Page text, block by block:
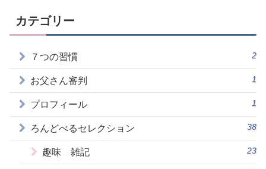
カテゴリー
７つの習慣 2
お父さん審判 1
プロフィール 1
ろんどべるセレクション 38
趣味 雑記 23